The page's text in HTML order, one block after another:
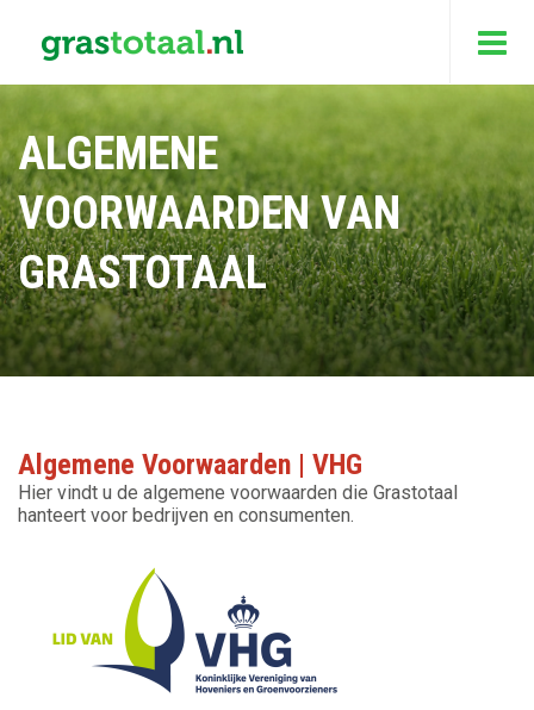
ALGEMENE
VOORWAARDEN VAN
GRASTOTAAL
Algemene Voorwaarden | VHG
Hier vindt u de algemene voorwaarden die Grastotaal
hanteert voor bedrijven en consumenten.